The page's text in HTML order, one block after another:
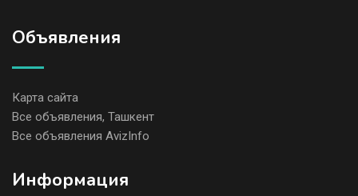
Объявления
Карта сайта
Все объявления, Ташкент
Все объявления AvizInfo
Информация